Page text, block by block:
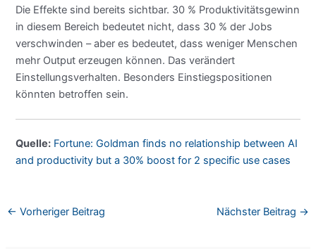
Die Effekte sind bereits sichtbar. 30 % Produktivitätsgewinn
in diesem Bereich bedeutet nicht, dass 30 % der Jobs
verschwinden – aber es bedeutet, dass weniger Menschen
mehr Output erzeugen können. Das verändert
Einstellungsverhalten. Besonders Einstiegspositionen
könnten betroffen sein.
Quelle: Fortune: Goldman finds no relationship between AI
and productivity but a 30% boost for 2 specific use cases
← Vorheriger Beitrag Nächster Beitrag →